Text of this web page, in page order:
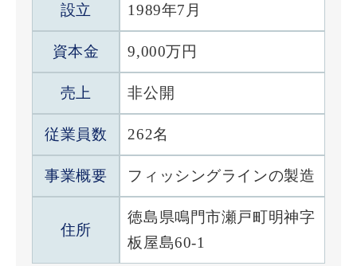
設立 1989年7月
資本金 9,000万円
売上 非公開
従業員数 262名
事業概要 フィッシングラインの製造
住所
徳島県鳴門市瀬戸町明神字
板屋島60-1